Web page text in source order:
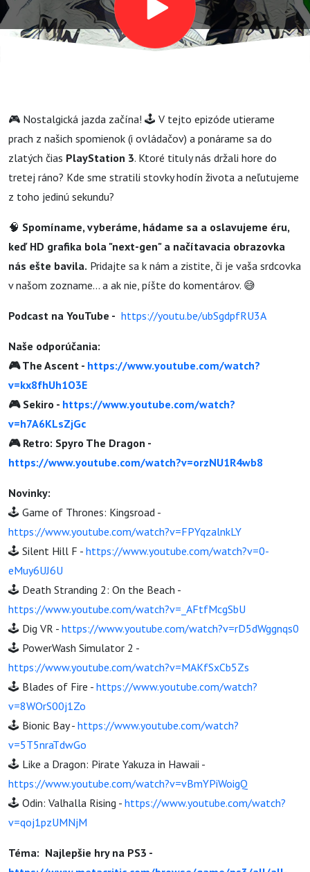
🎮 Nostalgická jazda začína! 🕹️ V tejto epizóde utierame
prach z našich spomienok (i ovládačov) a ponárame sa do
zlatých čias PlayStation 3. Ktoré tituly nás držali hore do
tretej ráno? Kde sme stratili stovky hodín života a neľutujeme
z toho jedinú sekundu?
🧠 Spomíname, vyberáme, hádame sa a oslavujeme éru,
keď HD grafika bola "next-gen" a načítavacia obrazovka
nás ešte bavila. Pridajte sa k nám a zistite, či je vaša srdcovka
v našom zozname... a ak nie, píšte do komentárov. 😅
Podcast na YouTube - https://youtu.be/ubSgdpfRU3A
Naše odporúčania:
🎮 The Ascent - https://www.youtube.com/watch?
v=kx8fhUh1O3E
🎮 Sekiro - https://www.youtube.com/watch?
v=h7A6KLsZjGc
🎮 Retro: Spyro The Dragon -
https://www.youtube.com/watch?v=orzNU1R4wb8
Novinky:
🕹️ Game of Thrones: Kingsroad -
https://www.youtube.com/watch?v=FPYqzalnkLY
🕹️ Silent Hill F - https://www.youtube.com/watch?v=0-
eMuy6UJ6U
🕹️ Death Stranding 2: On the Beach -
https://www.youtube.com/watch?v=_AFtfMcgSbU
🕹️ Dig VR - https://www.youtube.com/watch?v=rD5dWggnqs0
🕹️ PowerWash Simulator 2 -
https://www.youtube.com/watch?v=MAKfSxCb5Zs
🕹️ Blades of Fire - https://www.youtube.com/watch?
v=8WOrS00j1Zo
🕹️ Bionic Bay - https://www.youtube.com/watch?
v=5T5nraTdwGo
🕹️ Like a Dragon: Pirate Yakuza in Hawaii -
https://www.youtube.com/watch?v=vBmYPiWoigQ
🕹️ Odin: Valhalla Rising - https://www.youtube.com/watch?
v=qoj1pzUMNjM
Téma: Najlepšie hry na PS3 -